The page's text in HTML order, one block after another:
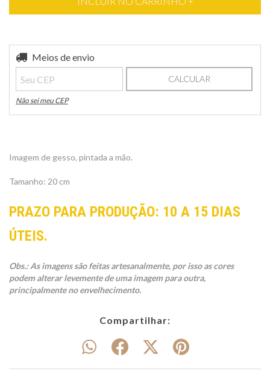
Entregas para o CEP:
Meios de envio
CALCULAR
Não sei meu CEP
Imagem de gesso, pintada a mão.
Tamanho: 20 cm
PRAZO PARA PRODUÇÃO: 10 A 15 DIAS
ÚTEIS.
Obs.: As imagens são feitas artesanalmente, por isso as cores
podem alterar levemente de uma imagem para outra,
principalmente no envelhecimento.
Compartilhar: